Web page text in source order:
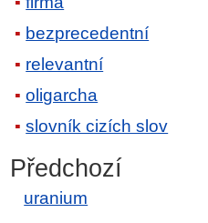
bezprecedentní
relevantní
oligarcha
slovník cizích slov
Předchozí
uranium